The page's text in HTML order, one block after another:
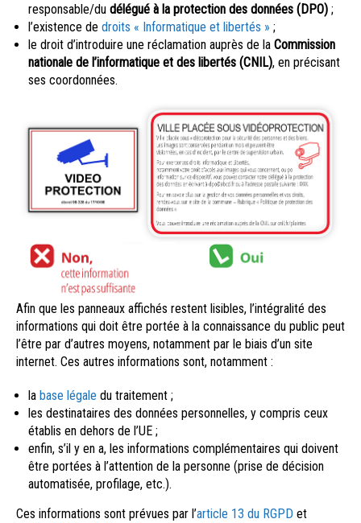
responsable/du délégué à la protection des données (DPO) ;
l’existence de droits « Informatique et libertés » ;
le droit d’introduire une réclamation auprès de la Commission
nationale de l’informatique et des libertés (CNIL), en précisant
ses coordonnées.
Afin que les panneaux affichés restent lisibles, l’intégralité des
informations qui doit être portée à la connaissance du public peut
l’être par d’autres moyens, notamment par le biais d’un site
internet. Ces autres informations sont, notamment :
la base légale du traitement ;
les destinataires des données personnelles, y compris ceux
établis en dehors de l’UE ;
enfin, s’il y en a, les informations complémentaires qui doivent
être portées à l’attention de la personne (prise de décision
automatisée, profilage, etc.).
Ces informations sont prévues par l’article 13 du RGPD et